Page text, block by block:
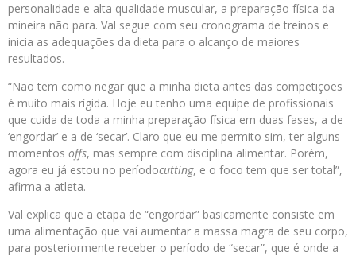
personalidade e alta qualidade muscular, a preparação física da
mineira não para. Val segue com seu cronograma de treinos e
inicia as adequações da dieta para o alcanço de maiores
resultados.
“Não tem como negar que a minha dieta antes das competições
é muito mais rígida. Hoje eu tenho uma equipe de profissionais
que cuida de toda a minha preparação física em duas fases, a de
‘engordar’ e a de ‘secar’. Claro que eu me permito sim, ter alguns
momentos offs, mas sempre com disciplina alimentar. Porém,
agora eu já estou no períodocutting, e o foco tem que ser total”,
afirma a atleta.
Val explica que a etapa de “engordar” basicamente consiste em
uma alimentação que vai aumentar a massa magra de seu corpo,
para posteriormente receber o período de “secar”, que é onde a